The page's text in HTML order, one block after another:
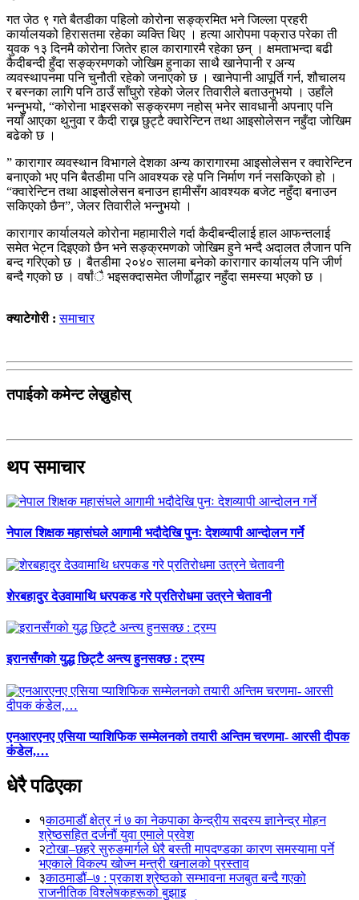
गत जेठ ९ गते बैतडीका पहिलो कोरोना सङ्क्रमित भने जिल्ला प्रहरी
कार्यालयको हिरासतमा रहेका व्यक्ति थिए । हत्या आरोपमा पक्राउ परेका ती
युवक १३ दिनमै कोरोना जितेर हाल कारागारमै रहेका छन् । क्षमताभन्दा बढी
कैदीबन्दी हुँदा सङ्क्रमणको जोखिम हुनाका साथै खानेपानी र अन्य
व्यवस्थापनमा पनि चुनौती रहेको जनाएको छ । खानेपानी आपूर्ति गर्न, शौचालय
र बस्नका लागि पनि ठाउँ साँघुरो रहेको जेलर तिवारीले बताउनुभयो । उहाँले
भन्नुुभयो, “कोरोना भाइरसको सङ्क्रमण नहोस् भनेर सावधानी अपनाए पनि
नयाँ आएका थुनुवा र कैदी राख्न छुट्टै क्वारेन्टिन तथा आइसोलेसन नहुँदा जोखिम
बढेको छ ।
” कारागार व्यवस्थान विभागले देशका अन्य कारागारमा आइसोलेसन र क्वारेन्टिन
बनाएको भए पनि बैतडीमा पनि आवश्यक रहे पनि निर्माण गर्न नसकिएको हो ।
“क्वारेन्टिन तथा आइसोलेसन बनाउन हामीसँग आवश्यक बजेट नहुँदा बनाउन
सकिएको छैन”, जेलर तिवारीले भन्नुुभयो ।
कारागार कार्यालयले कोरोना महामारीले गर्दा कैदीबन्दीलाई हाल आफन्तलाई
समेत भेट्न दिइएको छैन भने सङ्क्रमणको जोखिम हुने भन्दै अदालत लैजान पनि
बन्द गरिएको छ । बैतडीमा २०४० सालमा बनेको कारागार कार्यालय पनि जीर्ण
बन्दै गएको छ । वर्षांै भइसक्दासमेत जीर्णोद्धार नहुँदा समस्या भएको छ ।
क्याटेगोरी :समाचार
तपाईको कमेन्ट लेख्नुहोस्
थप समाचार
नेपाल शिक्षक महासंघले आगामी भदौदेखि पुनः देशव्यापी आन्दोलन गर्ने
शेरबहादुर देउवामाथि धरपकड गरे प्रतिरोधमा उत्रने चेतावनी
इरानसँगको युद्ध छिट्टै अन्त्य हुनसक्छ : ट्रम्प
एनआरएनए एसिया प्याशिफिक सम्मेलनको तयारी अन्तिम चरणमा- आरसी दीपक
कंडेल,…
धेरै पढिएका
१काठमाडौं क्षेत्र नं ७ का नेकपाका केन्द्रीय सदस्य ज्ञानेन्द्र मोहन
श्रेष्ठसहित दर्जनौं युवा एमाले प्रवेश
२टोखा–छहरे सुरुङमार्गले धेरै बस्ती मापदण्डका कारण समस्यामा पर्ने
भएकाले विकल्प खोज्न मन्त्री खनालको प्रस्ताव
३काठमाडौं–७ : प्रकाश श्रेष्ठको सम्भावना मजबुत बन्दै गएको
राजनीतिक विश्लेषकहरूको बुझाइ